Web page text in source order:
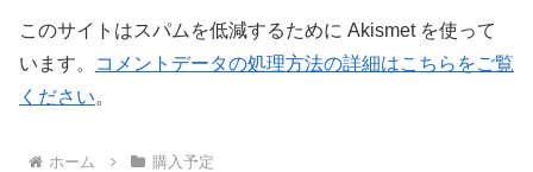
このサイトはスパムを低減するために Akismet を使って
います。
コメントデータの処理方法の詳細はこちらをご覧
ください。
ホーム 購入予定